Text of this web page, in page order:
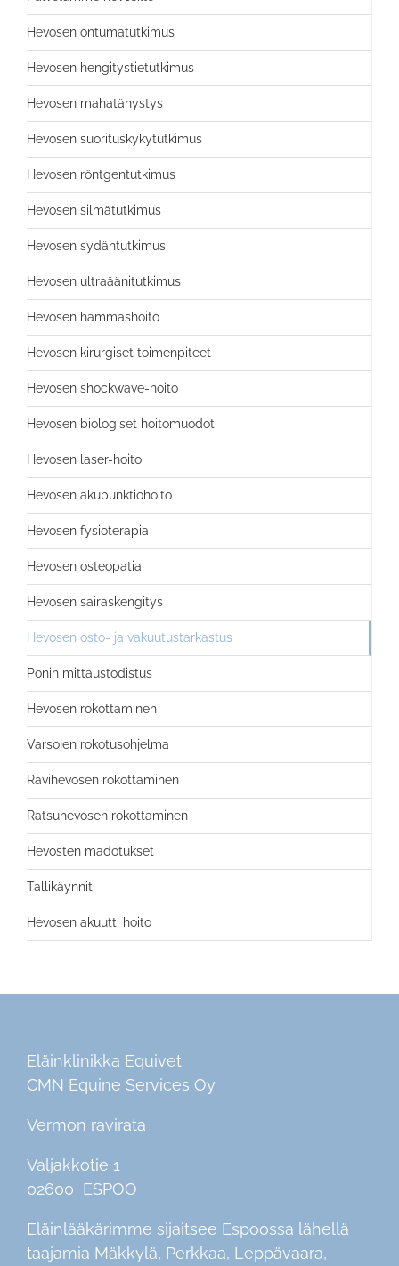
Hevosen ontumatutkimus
Hevosen hengitystietutkimus
Hevosen mahatähystys
Hevosen suorituskykytutkimus
Hevosen röntgentutkimus
Hevosen silmätutkimus
Hevosen sydäntutkimus
Hevosen ultraäänitutkimus
Hevosen hammashoito
Hevosen kirurgiset toimenpiteet
Hevosen shockwave-hoito
Hevosen biologiset hoitomuodot
Hevosen laser-hoito
Hevosen akupunktiohoito
Hevosen fysioterapia
Hevosen osteopatia
Hevosen sairaskengitys
Hevosen osto- ja vakuutustarkastus
Ponin mittaustodistus
Hevosen rokottaminen
Varsojen rokotusohjelma
Ravihevosen rokottaminen
Ratsuhevosen rokottaminen
Hevosten madotukset
Tallikäynnit
Hevosen akuutti hoito
Eläinklinikka Equivet
CMN Equine Services Oy
Vermon ravirata
Valjakkotie 1
02600 ESPOO
Eläinlääkärimme sijaitsee Espoossa lähellä
taajamia Mäkkylä, Perkkaa, Leppävaara,